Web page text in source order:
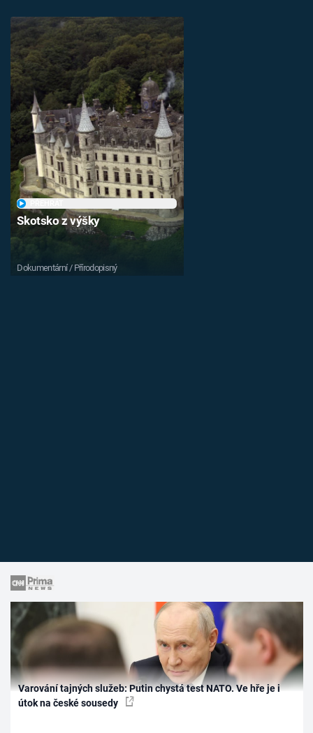
Skotsko z výšky
Dokumentární / Přírodopisný
Varování tajných služeb: Putin chystá test NATO. Ve hře je i
útok na české sousedy